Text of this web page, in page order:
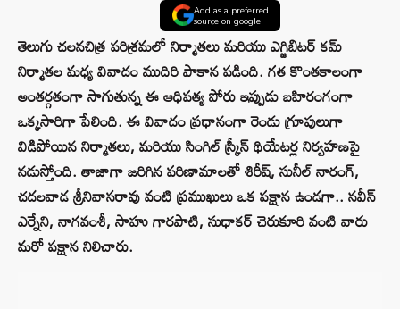
Add as a preferred
source on google
తెలుగు చలనచిత్ర పరిశ్రమలో నిర్మాతలు మరియు ఎగ్జిబిటర్ కమ్
నిర్మాతల మధ్య వివాదం ముదిరి పాకాన పడింది. గత కొంతకాలంగా
అంతర్గతంగా సాగుతున్న ఈ ఆధిపత్య పోరు ఇప్పుడు బహిరంగంగా
ఒక్కసారిగా పేలింది. ఈ వివాదం ప్రధానంగా రెండు గ్రూపులుగా
విడిపోయిన నిర్మాతలు, మరియు సింగిల్ స్క్రీన్ థియేటర్ల నిర్వహణపై
నడుస్తోంది. తాజాగా జరిగిన పరిణామాలతో శిరీష్‌, సునీల్‌ నారంగ్‌,
చదలవాడ శ్రీనివాసరావు వంటి ప్రముఖులు ఒక పక్షాన ఉండగా.. నవీన్
ఎర్నేని, నాగవంశీ, సాహు గారపాటి, సుధాకర్ చెరుకూరి వంటి వారు
మరో పక్షాన నిలిచారు.